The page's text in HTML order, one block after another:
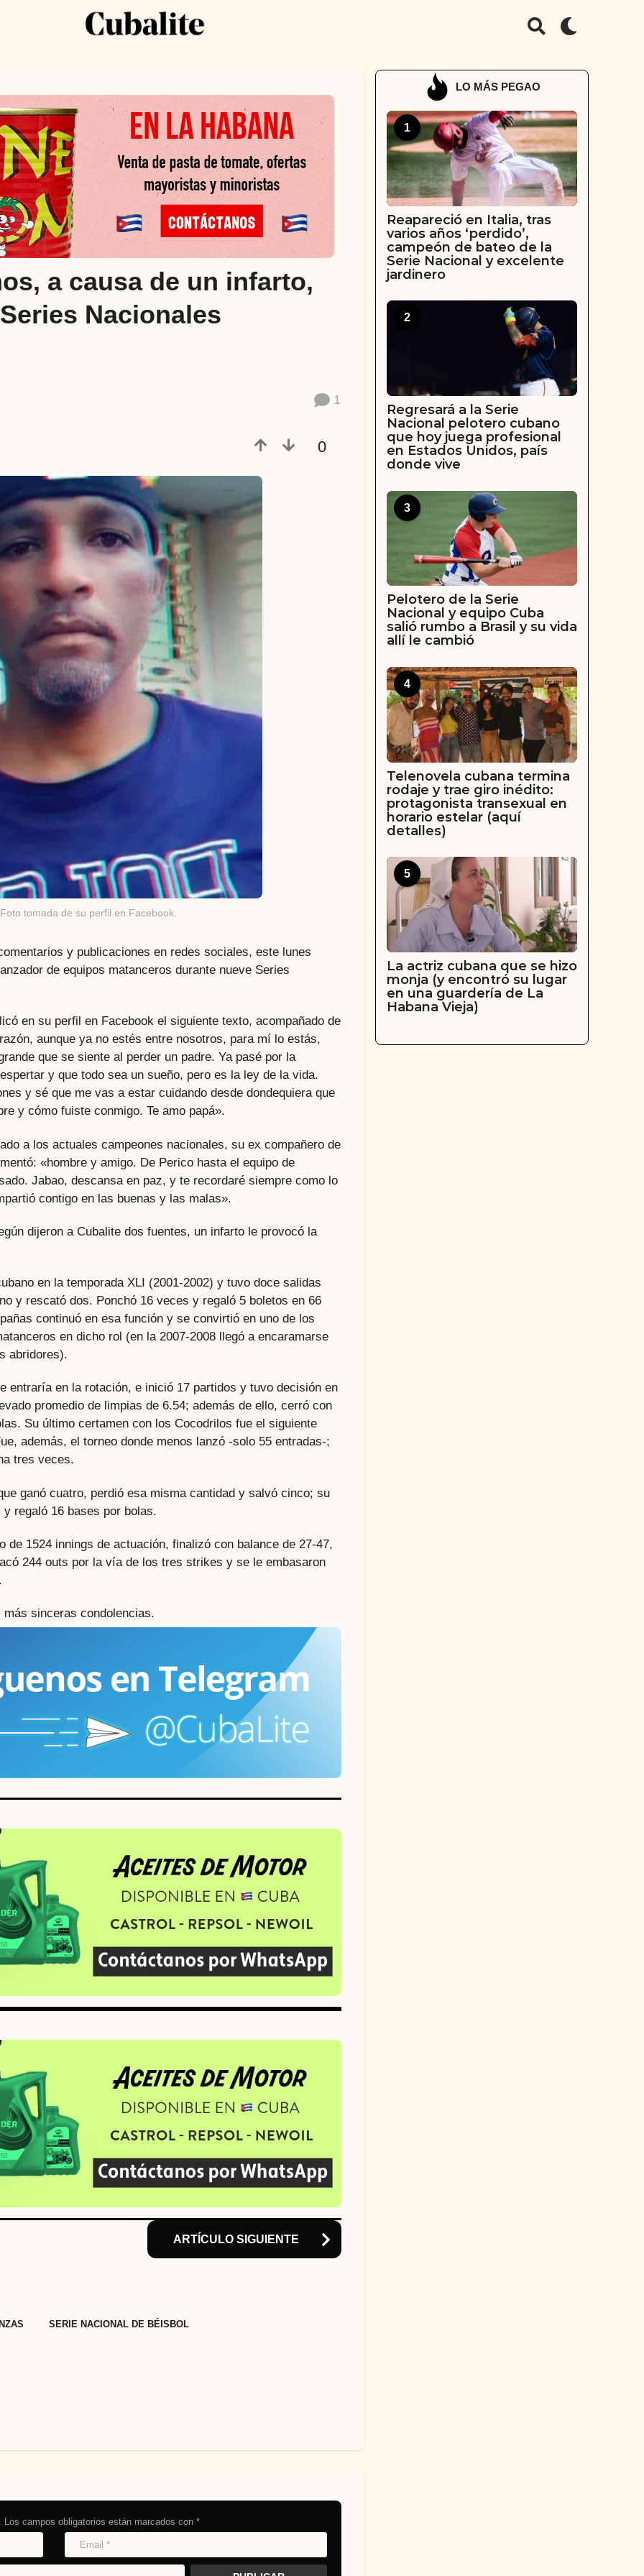
a causa de un infarto,
Nacionales
1
0
tomada de su perfil en Facebook.
y publicaciones en redes sociales, este lunes
de equipos matanceros durante nueve Series
en su perfil en Facebook el siguiente texto, acompañado de
aunque ya no estés entre nosotros, para mí lo estás,
que se siente al perder un padre. Ya pasé por la
y que todo sea un sueño, pero es la ley de la vida.
y sé que me vas a estar cuidando desde dondequiera que
y cómo fuiste conmigo. Te amo papá».
a los actuales campeones nacionales, su ex compañero de
«hombre y amigo. De Perico hasta el equipo de
Jabao, descansa en paz, y te recordaré siempre como lo
contigo en las buenas y las malas».
dijeron a Cubalite dos fuentes, un infarto le provocó la
en la temporada XLI (2001-2002) y tuvo doce salidas
y rescató dos. Ponchó 16 veces y regaló 5 boletos en 66
continuó en esa función y se convirtió en uno de los
en dicho rol (en la 2007-2008 llegó a encaramarse
abridores).
entraría en la rotación, e inició 17 partidos y tuvo decisión en
promedio de limpias de 6.54; además de ello, cerró con
Su último certamen con los Cocodrilos fue el siguiente
además, el torneo donde menos lanzó -solo 55 entradas-;
tres veces.
ganó cuatro, perdió esa misma cantidad y salvó cinco; su
y regaló 16 bases por bolas.
de 1524 innings de actuación, finalizó con balance de 27-47,
244 outs por la vía de los tres strikes y se le embasaron
sinceras condolencias.
ARTÍCULO SIGUIENTE
SERIE NACIONAL DE BÉISBOL
Los campos obligatorios están marcados con *
LO MÁS PEGAO
1
Reapareció en Italia, tras
varios años ‘perdido’,
campeón de bateo de la
Serie Nacional y excelente
jardinero
2
Regresará a la Serie
Nacional pelotero cubano
que hoy juega profesional
en Estados Unidos, país
donde vive
3
Pelotero de la Serie
Nacional y equipo Cuba
salió rumbo a Brasil y su vida
allí le cambió
4
Telenovela cubana termina
rodaje y trae giro inédito:
protagonista transexual en
horario estelar (aquí
detalles)
5
La actriz cubana que se hizo
monja (y encontró su lugar
en una guardería de La
Habana Vieja)